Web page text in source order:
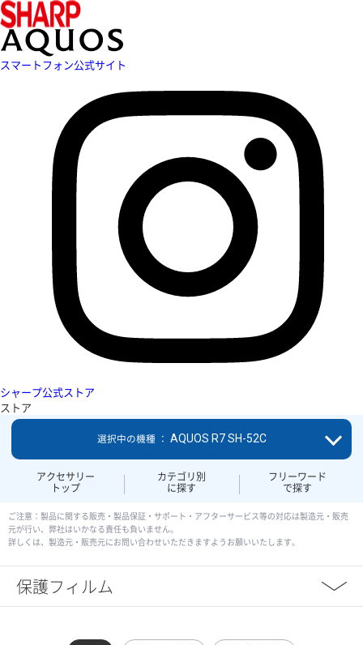
スマートフォン公式サイト
シャープ公式ストア
ストア
アクセサリー
トップ
カテゴリ別
に探す
フリーワード
で探す
選択中の機種 ： AQUOS R7 SH-52C
ご注意：製品に関する販売・製品保証・サポート・アフターサービス等の対応は製造元・販売
元が行い、弊社はいかなる責任も負いません。
詳しくは、製造元・販売元にお問い合わせいただきますようお願いいたします。
保護フィルム